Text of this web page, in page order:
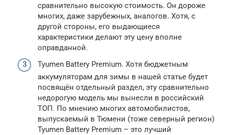
сравнительно высокую стоимость. Он дороже
многих, даже зарубежных, аналогов. Хотя, с
другой стороны, его выдающиеся
характеристики делают эту цену вполне
оправданной.
Tyumen Battery Premium. Хотя бюджетным
аккумуляторам для зимы в нашей статье будет
посвящён отдельный раздел, эту сравнительно
недорогую модель мы вынесли в российский
ТОП. По мнению многих автомобилистов,
выпускаемый в Тюмени (тоже северный регион)
Tyumen Battery Premium – это лучший